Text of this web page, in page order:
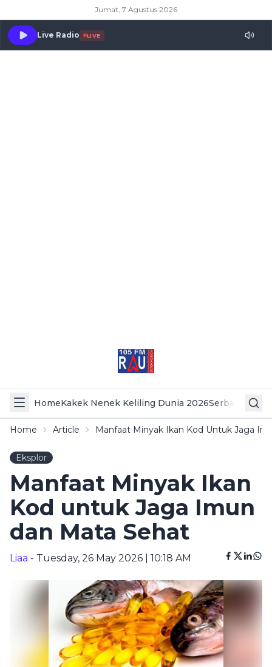
Jumat, 7 Agustus 2026
Live Radio LIVE
HomeKakek Nenek Keliling Dunia 2026Serba Serbi
Home Article Manfaat Minyak Ikan Kod Untuk Jaga
Eksplor
Manfaat Minyak Ikan
Kod untuk Jaga Imun
dan Mata Sehat
Liaa - Tuesday, 26 May 2026 | 10:18 AM